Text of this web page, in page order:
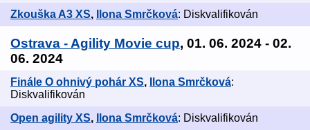
Zkouška A3 XS, Ilona Smrčková: Diskvalifikován
Ostrava - Agility Movie cup, 01. 06. 2024 - 02.
06. 2024
Finále O ohnivý pohár XS, Ilona Smrčková:
Diskvalifikován
Open agility XS, Ilona Smrčková: Diskvalifikován